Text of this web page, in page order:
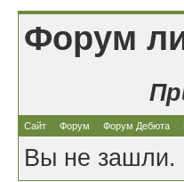
Форум
Сайт Форум Форум Дебюта
Вы не зашли.